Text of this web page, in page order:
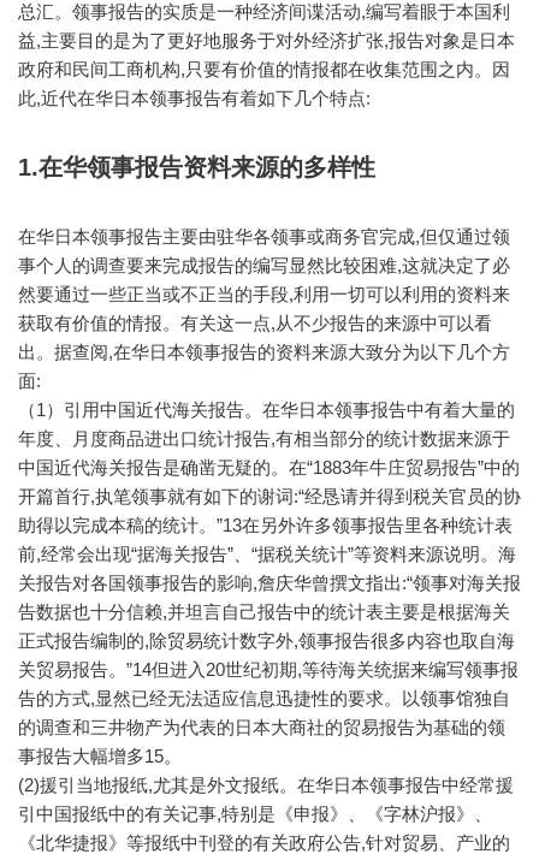
总汇。领事报告的实质是一种经济间谍活动,编写着眼于本国利
益,主要目的是为了更好地服务于对外经济扩张,报告对象是日本
政府和民间工商机构,只要有价值的情报都在收集范围之内。因
此,近代在华日本领事报告有着如下几个特点:
1.在华领事报告资料来源的多样性
在华日本领事报告主要由驻华各领事或商务官完成,但仅通过领
事个人的调查要来完成报告的编写显然比较困难,这就决定了必
然要通过一些正当或不正当的手段,利用一切可以利用的资料来
获取有价值的情报。有关这一点,从不少报告的来源中可以看
出。据查阅,在华日本领事报告的资料来源大致分为以下几个方
面:
（1）引用中国近代海关报告。在华日本领事报告中有着大量的
年度、月度商品进出口统计报告,有相当部分的统计数据来源于
中国近代海关报告是确凿无疑的。在“1883年牛庄贸易报告”中的
开篇首行,执笔领事就有如下的谢词:“经恳请并得到税关官员的协
助得以完成本稿的统计。”13在另外许多领事报告里各种统计表
前,经常会出现“据海关报告”、“据税关统计”等资料来源说明。海
关报告对各国领事报告的影响,詹庆华曾撰文指出:“领事对海关报
告数据也十分信赖,并坦言自己报告中的统计表主要是根据海关
正式报告编制的,除贸易统计数字外,领事报告很多内容也取自海
关贸易报告。”14但进入20世纪初期,等待海关统据来编写领事报
告的方式,显然已经无法适应信息迅捷性的要求。以领事馆独自
的调查和三井物产为代表的日本大商社的贸易报告为基础的领
事报告大幅增多15。
(2)援引当地报纸,尤其是外文报纸。在华日本领事报告中经常援
引中国报纸中的有关记事,特别是《申报》、《字林沪报》、
《北华捷报》等报纸中刊登的有关政府公告,针对贸易、产业的